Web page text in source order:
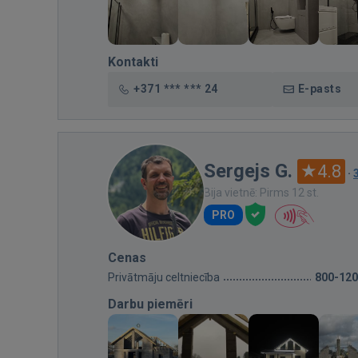
Kontakti
+371 *** *** 24 E-pasts
Sergejs G. 4.8 ·
Bija vietnē: Pirms 12 st.
PRO
Cenas
Privātmāju celtniecība 800-
Darbu piemēri